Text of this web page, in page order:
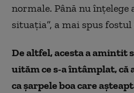
normale. Până nu înţelege
situaţia”, a mai spus fostul
De altfel, acesta a amintit
uităm ce s-a întâmplat, că
ca şarpele boa care